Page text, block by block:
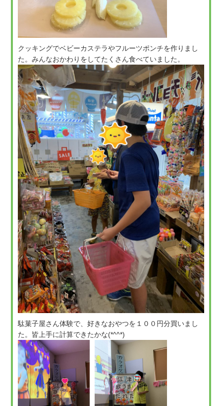
クッキングでベビーカステラやフルーツポンチを作りまし
た。みんなおかわりをしてたくさん食べていました。
駄菓子屋さん体験で、好きなおやつを１００円分買いまし
た。皆上手に計算できたかな(*^^*)